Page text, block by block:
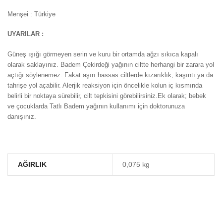
Menşei : Türkiye
UYARILAR :
Güneş ışığı görmeyen serin ve kuru bir ortamda ağzı sıkıca kapalı
olarak saklayınız. Badem Çekirdeği yağının ciltte herhangi bir zarara yol
açtığı söylenemez. Fakat aşırı hassas ciltlerde kızarıklık, kaşıntı ya da
tahrişe yol açabilir. Alerjik reaksiyon için öncelikle kolun iç kısmında
belirli bir noktaya sürebilir, cilt tepkisini görebilirsiniz.Ek olarak; bebek
ve çocuklarda Tatlı Badem yağının kullanımı için doktorunuza
danışınız.
AĞIRLIK 0,075 kg